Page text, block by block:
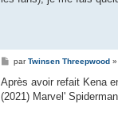
M
s
a
parTwinsen Threepwood»
Après avoir refait Kena
(2021) Marvel'